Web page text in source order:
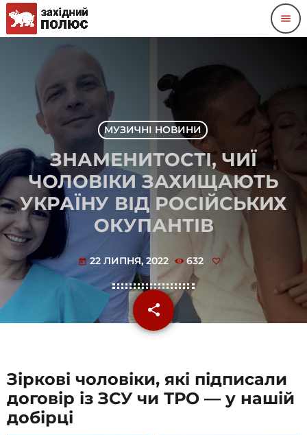
menu
МУЗИЧНІ НОВИНИ
ЗНАМЕНИТОСТІ, ЧИЇ
ЧОЛОВІКИ ЗАХИЩАЮТЬ
УКРАЇНУ ВІД РОСІЙСЬКИХ
ОКУПАНТІВ
today 22 ЛИПНЯ, 2022 632
share
email
Зіркові чоловіки, які підписали
договір із ЗСУ чи ТРО — у нашій
добірці